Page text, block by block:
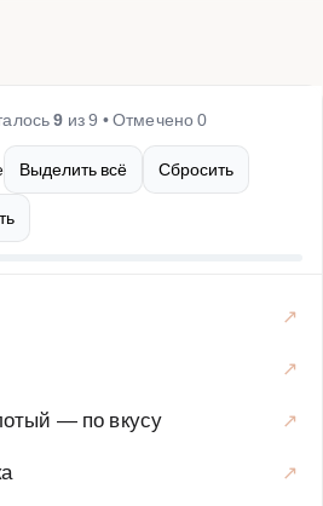
свежая баранина,
белками и железом, что делает
но и полезным. Подавать
пюре, овощами или
соус готовится на основе
специй, что придает ему
или романтического ужина.
что это блюдо достойно
Не забудьте украсить блюдо
9 из9 • Отмечено0
Выделить всё Сбросить
— по вкусу